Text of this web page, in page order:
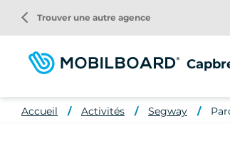
contenu
principal
arrow_back_ios Trouver une autre agence
Accueil Activités Segway